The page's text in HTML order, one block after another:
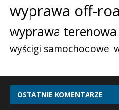
wyprawa off-
wyprawa terenowa
wyścigi samochodowe
OSTATNIE KOMENTARZE